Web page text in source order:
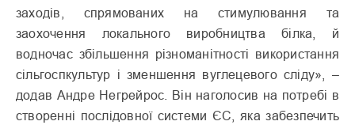
заходів, спрямованих на стимулювання та
заохочення локального виробництва білка, й
водночас збільшення різноманітності використання
сільгоспкультур і зменшення вуглецевого сліду», –
додав Андре Негрейрос. Він наголосив на потребі в
створенні послідовної системи ЄС, яка забезпечить